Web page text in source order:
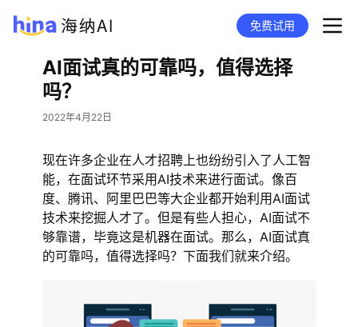
免费试用
AI面试真的可靠吗，值得选择
吗？
2022年4月22日
现在许多企业在人才招聘上也纷纷引入了人工智
能，在面试环节采用AI技术来进行面试。像百
度、腾讯、阿里巴巴等大企业都开始利用AI面试
技术来挖掘人才了。但是有些人担心，AI面试不
够靠谱，毕竟这是机器在面试。那么，AI面试真
的可靠吗，值得选择吗？下面我们就来介绍。